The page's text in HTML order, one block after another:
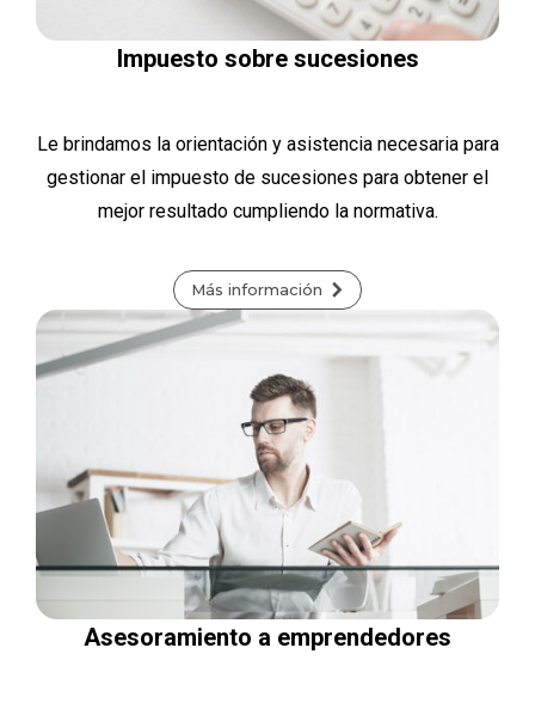
Impuesto sobre sucesiones
Le brindamos la orientación y asistencia necesaria para
gestionar el impuesto de sucesiones para obtener el
mejor resultado cumpliendo la normativa.
Más información
Asesoramiento a emprendedores